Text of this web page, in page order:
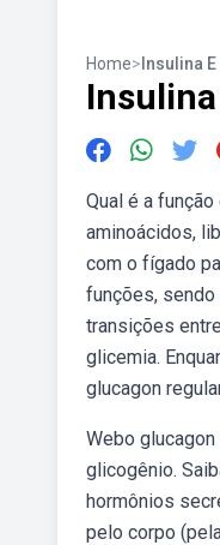
Home> Insulina
Qual é a
aminoácidos,
com o fígado
funções, sendo
transições
glicemia.
glucagon
Webo
glicogênio.
hormônios
pelo corpo